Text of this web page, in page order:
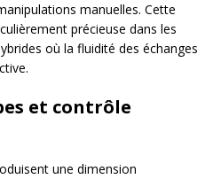
manuelles. Cette
précieuse dans les
où la fluidité des échanges
et contrôle
une dimension